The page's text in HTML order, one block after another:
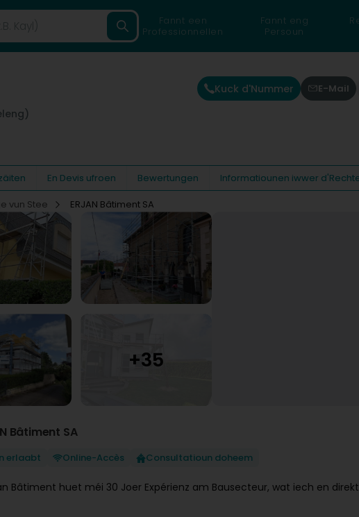
Fannt een
Professionnellen
Fannt eng
Persoun
Kuck d'Nummer E-Mail
En Devis ufroen Bewertungen Informatiounen iwwer
vun Stee ERJAN Bâtiment SA
Bâtiment SA
erlaabt Online-Accès Consultatioun doheem
Bâtiment huet méi 30 Joer Expérienz am Bausecteur, wat iech en